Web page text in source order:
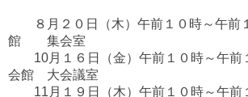
８月２０日（木）午前１０時～午前
館 集会室
10月１６日（金）午前１０時～午前
会館 大会議室
11月１９日（木）午前１０時～午前